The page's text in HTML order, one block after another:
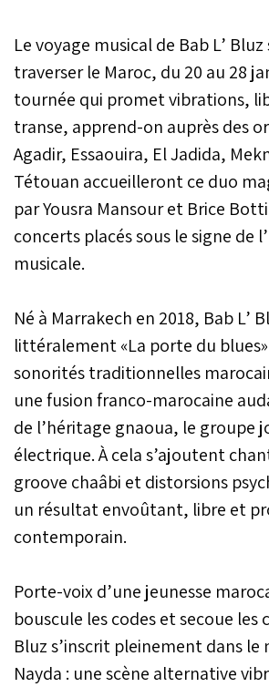
Le voyage musical de Bab L’ Bluz
traverser le Maroc, du 20 au 28
tournée qui promet vibrations,
transe, apprend-on auprès des
Agadir, Essaouira, El Jadida,
Tétouan accueilleront ce duo
par Yousra Mansour et Brice
concerts placés sous le signe de
musicale.
Né à Marrakech en 2018, Bab L’
littéralement «La porte du
sonorités traditionnelles
une fusion franco-marocaine
de l’héritage gnaoua, le groupe
électrique. À cela s’ajoutent
groove chaâbi et distorsions
un résultat envoûtant, libre et
contemporain.
Porte-voix d’une jeunesse
bouscule les codes et secoue les
Bluz s’inscrit pleinement dans
Nayda : une scène alternative